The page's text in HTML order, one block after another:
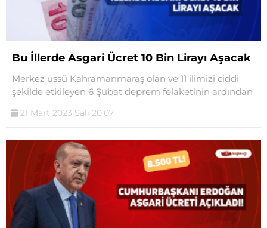
Bu İllerde Asgari Ücret 10 Bin Lirayı Aşacak
Merkez üssü Kahramanmaraş olan ve 11 ilimizi ciddi
şekilde etkileyen 6 Şubat deprem felaketinin ardından
21 Mart 2023 Salı 20:07